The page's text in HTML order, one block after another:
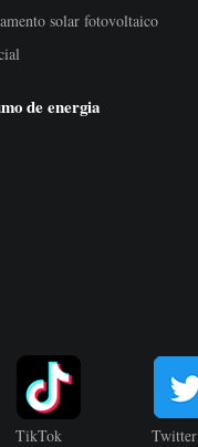
solar fotovoltaico
de energia
TikTok Twitter